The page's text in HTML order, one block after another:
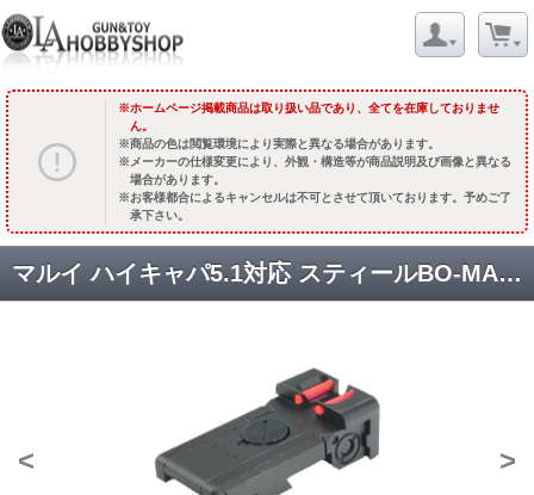
ホームページ掲載商品は取り扱い品であり、全てを在庫しておりませ
ん。
商品の色は閲覧環境により実際と異なる場合があります。
メーカーの仕様変更により、外観・構造等が商品説明及び画像と異なる
場合があります。
お客様都合によるキャンセルは不可とさせて頂いております。予めご了
承下さい。
マルイ ハイキャパ5.1対応 スティールBO-MARサイト /Dawson Opticタイプ [TM-HCP-G03-SB] [品切中.再生産待ち]
< >